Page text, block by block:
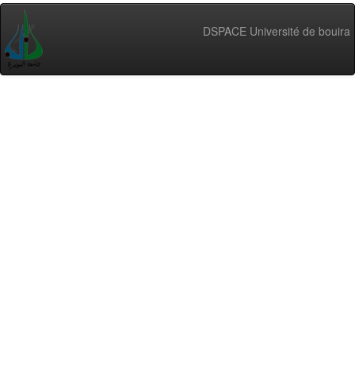
DSPACE Université de bouira